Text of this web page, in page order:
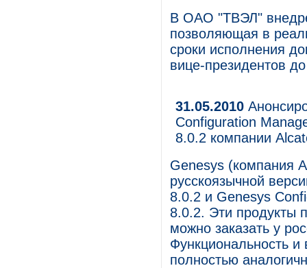
В ОАО "ТВЭЛ"
позволяющая в
сроки исполнения
вице-президентов
31.05.2010
Configuration
8.0.2 компании
Genesys (компания
русскоязычной
8.0.2 и Genesys
8.0.2. Эти продукты
можно заказать у
Функциональность и
полностью